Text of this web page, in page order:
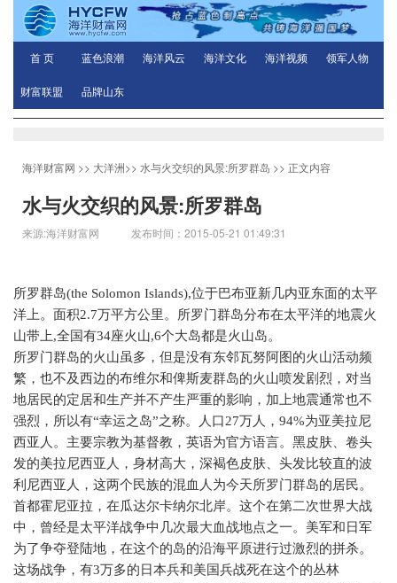
首 页 蓝色浪潮 海洋风云 海洋文化 海洋视频 领军人物
财富联盟 品牌山东
海洋财富网 >> 大洋洲>> 水与火交织的风景:所罗群岛 >> 正文内容
水与火交织的风景:所罗群岛
来源:海洋财富网 发布时间：2015-05-21 01:49:31
所罗群岛(the Solomon Islands),位于巴布亚新几内亚东面的太平
洋上。面积2.7万平方公里。所罗门群岛分布在太平洋的地震火
山带上,全国有34座火山,6个大岛都是火山岛。
所罗门群岛的火山虽多，但是没有东邻瓦努阿图的火山活动频
繁，也不及西边的布维尔和俾斯麦群岛的火山喷发剧烈，对当
地居民的定居和生产并不产生严重的影响，加上地震通常也不
强烈，所以有“幸运之岛”之称。人口27万人， 94%为亚美拉尼
西亚人。主要宗教为基督教，英语为官方语言。黑皮肤、卷头
发的美拉尼西亚人，身材高大，深褐色皮肤、头发比较直的波
利尼西亚人，这两个民族的混血人为今天所罗门群岛的居民。
首都霍尼亚拉，在瓜达尔卡纳尔北岸。这个在第二次世界大战
中，曾经是太平洋战争中几次最大血战地点之一。美军和日军
为了争夺登陆地，在这个的岛的沿海平原进行过激烈的拼杀。
这场战争，有3万多的日本兵和美国兵战死在这个的丛林